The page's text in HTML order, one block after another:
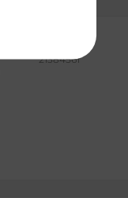
21384561